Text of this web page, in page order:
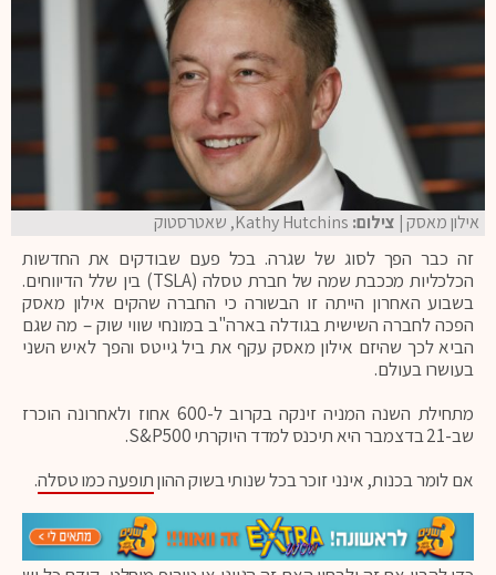
אילון מאסק| צילום: Kathy Hutchins, שאטרסטוק
זה כבר הפך לסוג של שגרה. בכל פעם שבודקים את החדשות
הכלכליות מככבת שמה של חברת טסלה (TSLA) בין שלל הדיווחים.
בשבוע האחרון הייתה זו הבשורה כי החברה שהקים אילון מאסק
הפכה לחברה השישית בגודלה בארה"ב במונחי שווי שוק – מה שגם
הביא לכך שהיזם אילון מאסק עקף את ביל גייטס והפך לאיש השני
בעושרו בעולם.
מתחילת השנה המניה זינקה בקרוב ל-600 אחוז ולאחרונה הוכרז
שב-21 בדצמבר היא תיכנס למדד היוקרתי S&P500.
אם לומר בכנות, אינני זוכר בכל שנותי בשוק ההוןתופעה כמו טסלה.